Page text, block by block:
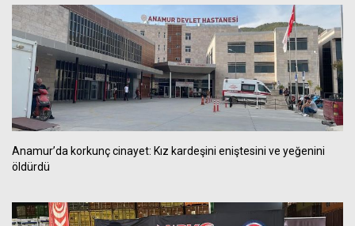
Anamur’da korkunç cinayet: Kız kardeşini eniştesini ve yeğenini
öldürdü